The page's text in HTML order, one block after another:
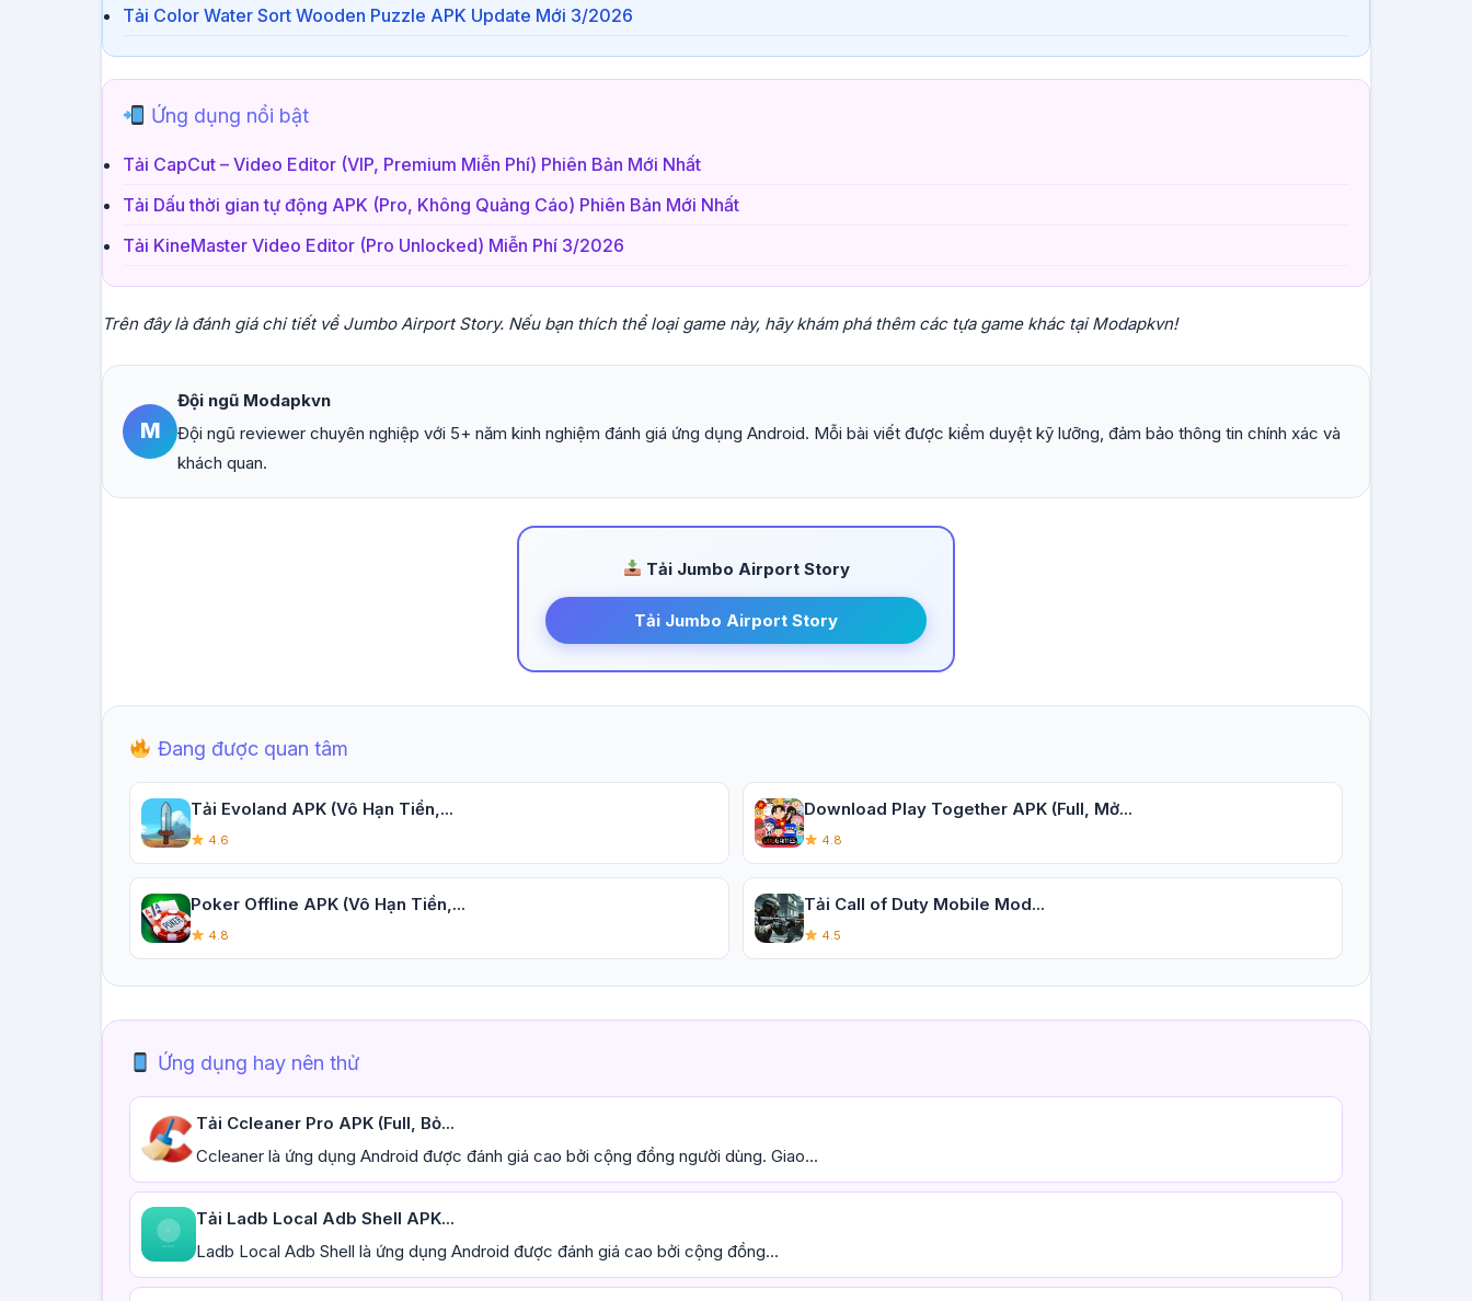
Tải Color Water Sort Wooden Puzzle APK Update Mới 3/2026
Ứng dụng nổi bật
Tải CapCut – Video Editor (VIP, Premium Miễn Phí) Phiên Bản Mới Nhất
Tải Dấu thời gian tự động APK (Pro, Không Quảng Cáo) Phiên Bản Mới Nhất
Tải KineMaster Video Editor (Pro Unlocked) Miễn Phí 3/2026
Trên đây là đánh giá chi tiết về Jumbo Airport Story. Nếu bạn thích thể loại game này, hãy khám phá thêm các tựa game khác tại Modapkvn!
M
Đội ngũ Modapkvn
Đội ngũ reviewer chuyên nghiệp với 5+ năm kinh nghiệm đánh giá ứng dụng Android. Mỗi bài viết được kiểm duyệt kỹ lưỡng, đảm bảo thông tin chính xác và
khách quan.
Tải Jumbo Airport Story
Tải Jumbo Airport Story
Đang được quan tâm
Tải Evoland APK (Vô Hạn Tiền,...
4.6
Download Play Together APK (Full, Mở...
4.8
Poker Offline APK (Vô Hạn Tiền,...
4.8
Tải Call of Duty Mobile Mod...
4.5
Ứng dụng hay nên thử
Tải Ccleaner Pro APK (Full, Bỏ...
Ccleaner là ứng dụng Android được đánh giá cao bởi cộng đồng người dùng. Giao...
Tải Ladb Local Adb Shell APK...
Ladb Local Adb Shell là ứng dụng Android được đánh giá cao bởi cộng đồng...